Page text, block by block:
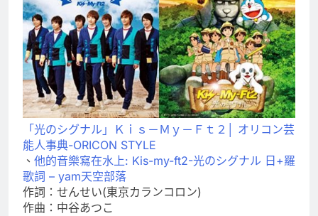
「光のシグナル」Ｋｉｓ－Ｍｙ－Ｆｔ２│ オリコン芸
能人事典-ORICON STYLE
、 他的音樂寫在水上: Kis-my-ft2-光のシグナル 日+羅
歌詞 – yam天空部落
作詞：せんせい(東京カランコロン)
作曲：中谷あつこ